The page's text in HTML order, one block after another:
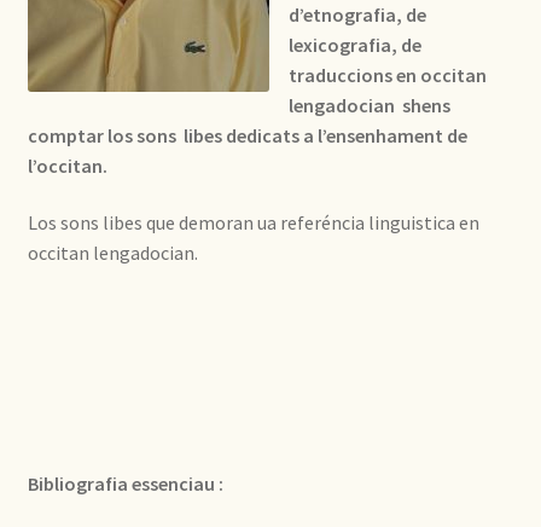
d’etnografia, de
lexicografia, de
traduccions en occitan
lengadocian shens
comptar los sons libes dedicats a l’ensenhament de
l’occitan.
Los sons libes que demoran ua referéncia linguistica en
occitan lengadocian.
Bibliografia essenciau :